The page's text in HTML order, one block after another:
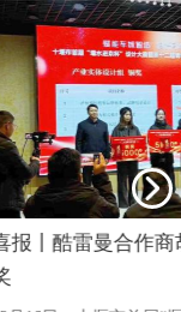
新创业大
身